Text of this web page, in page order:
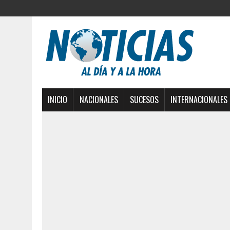
INICIO NACIONALES SUCESOS INTERNACIONALES